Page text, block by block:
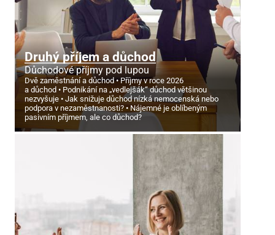
Druhý příjem a důchod
Důchodové příjmy pod lupou
Dvě zaměstnání a důchod
Příjmy v roce 2026
a důchod
Podnikání na „vedlejšák“ důchod většinou
nezvyšuje
Jak snižuje důchod nízká nemocenská nebo
podpora v nezaměstnanosti?
Nájemné je oblíbeným
pasivním příjmem, ale co důchod?